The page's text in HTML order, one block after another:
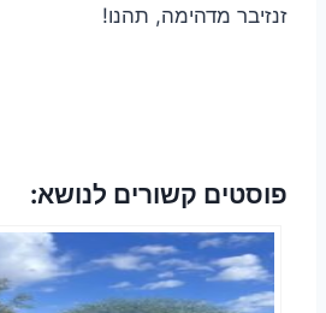
זנזיבר מדהימה, תהנו!
פוסטים קשורים לנושא: